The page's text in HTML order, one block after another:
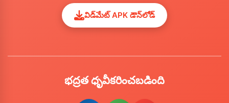
విడ్‌మేట్ APK డౌన్‌లోడ్
భద్రత ధృవీకరించబడింది